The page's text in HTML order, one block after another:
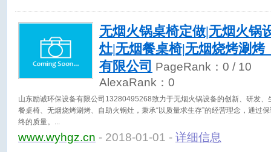
无烟火锅桌椅定做|无烟火锅
灶|无烟餐桌椅|无烟烧烤涮烤
有限公司 PageRank： 0 / 10
AlexaRank： 0
山东励诚环保设备有限公司13280495268致力于无烟火锅设备的创新、研发
餐桌椅、无烟烧烤涮烤、自助火锅灶，秉承“以质量求生存”的经营理念，通过
终的质量。
www.wyhgz.cn - 2018-01-01 - 详细信息